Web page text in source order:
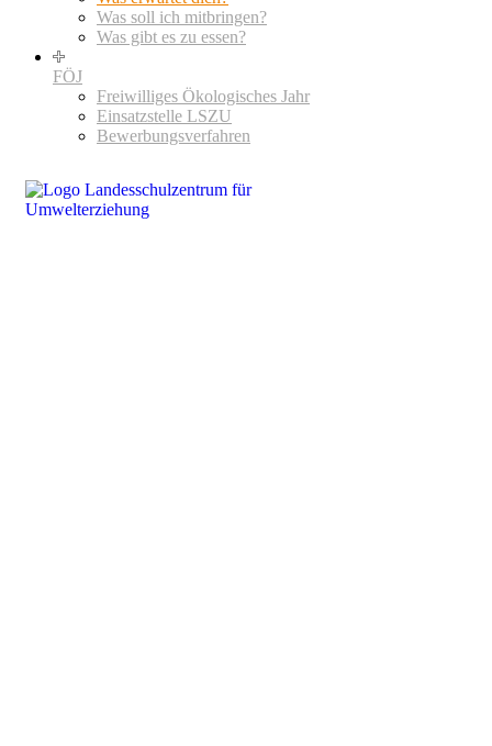
Was soll ich mitbringen?
Was gibt es zu essen?
FÖJ
Freiwilliges Ökologisches Jahr
Einsatzstelle LSZU
Bewerbungsverfahren